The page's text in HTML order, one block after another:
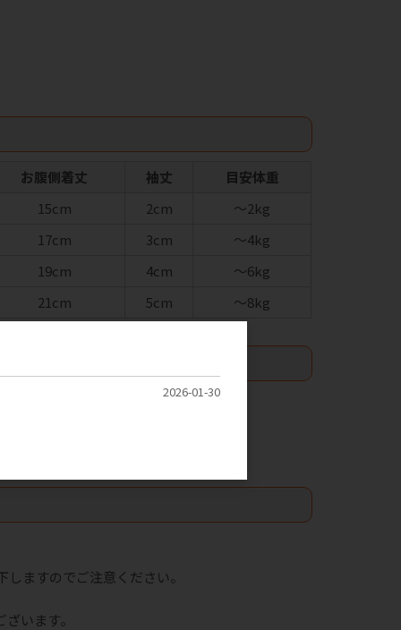
お腹側着丈 袖丈
目安体重
15cm 2cm
～2kg
17cm 3cm
～4kg
19cm 4cm
～6kg
21cm 5cm ～8kg
ますのでご注意ください。
います。
2026-01-30